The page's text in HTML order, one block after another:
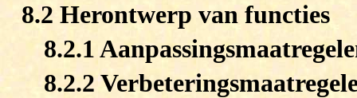
8.2 Herontwerp van functies
8.2.1
8.2.2